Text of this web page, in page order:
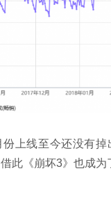
份上线至今还没有掉
此《崩坏3》也成为